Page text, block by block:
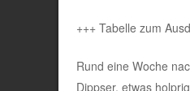
+++ Tabelle zum
Rund eine Woche
Dippser, etwas